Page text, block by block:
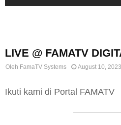
LIVE @ FAMATV
Oleh FamaTV Systems August 10, 2023
Ikuti kami di Portal FAMATV